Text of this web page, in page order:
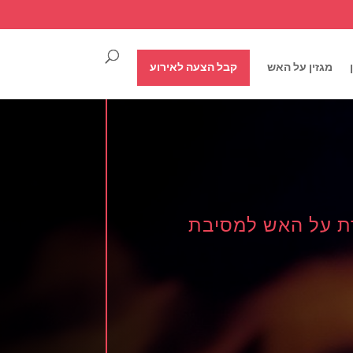
מגזין על האש קבל הצעה לאירוע
על האש למסיבת